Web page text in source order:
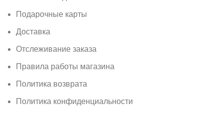
Подарочные карты
Доставка
Отслеживание заказа
Правила работы магазина
Политика возврата
Политика конфиденциальности